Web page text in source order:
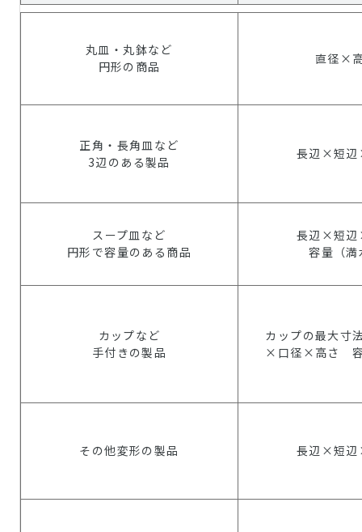
丸皿・丸鉢など
円形の商品
直径×
正角・長角皿など
3辺のある製品
長辺×短
スープ皿など
円形で容量のある商品
長辺×短
容量（満
カップなど
手付きの製品
カップの最大寸
×口径×高さ 容
その他変形の製品 長辺×短